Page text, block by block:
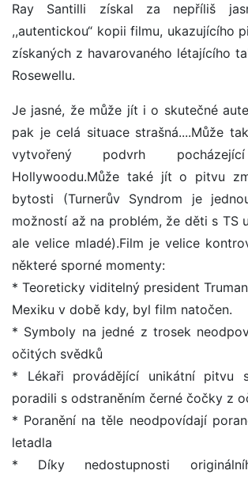
Ray Santilli získal za nepříliš
,,autentickou“ kopii filmu, ukazujícího
získaných z havarovaného létajícího
Rosewellu.
Je jasné, že může jít i o skutečné
pak je celá situace strašná....Může
vytvořený podvrh
Hollywoodu.Může také jít o pitvu
bytosti (Turnerův Syndrom je
možností až na problém, že děti s TS
ale velice mladé).Film je velice
některé sporné momenty:
* Teoreticky viditelný president
Mexiku v době kdy, byl film natočen.
* Symboly na jedné z trosek
očitých svědků
* Lékaři provádějící unikátní pitvu
poradili s odstraněním černé čočky z
* Poranění na těle neodpovídají
letadla
* Díky nedostupnosti